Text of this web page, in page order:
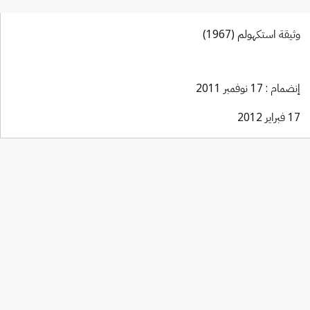
وثيقة استكهولم (1967)
إنضمام : 17 نوفمبر 2011
17 فبراير 2012